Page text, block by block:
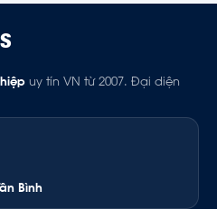
uy tín VN từ 2007. Đại diện
Bình